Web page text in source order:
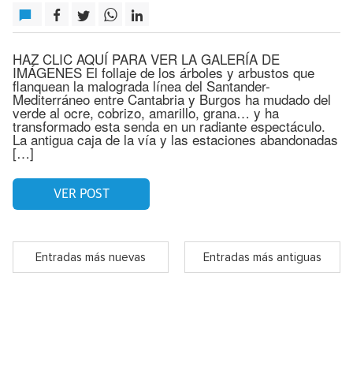
HAZ CLIC AQUÍ PARA VER LA GALERÍA DE
IMÁGENES El follaje de los árboles y arbustos que
flanquean la malograda línea del Santander-
Mediterráneo entre Cantabria y Burgos ha mudado del
verde al ocre, cobrizo, amarillo, grana… y ha
transformado esta senda en un radiante espectáculo.
La antigua caja de la vía y las estaciones abandonadas
[…]
VER POST
Entradas más nuevas Entradas más antiguas